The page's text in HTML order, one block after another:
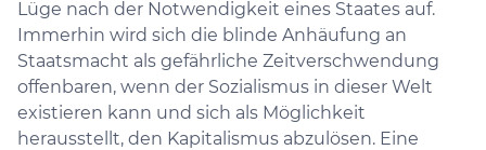
Lüge nach der Notwendigkeit eines Staates auf.
Immerhin wird sich die blinde Anhäufung an
Staatsmacht als gefährliche Zeitverschwendung
offenbaren, wenn der Sozialismus in dieser Welt
existieren kann und sich als Möglichkeit
herausstellt, den Kapitalismus abzulösen. Eine